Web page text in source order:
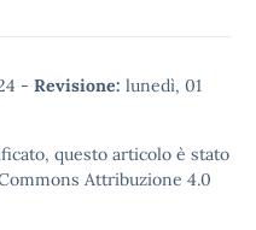
- Revisione: lunedì, 01
questo articolo è stato
Attribuzione 4.0